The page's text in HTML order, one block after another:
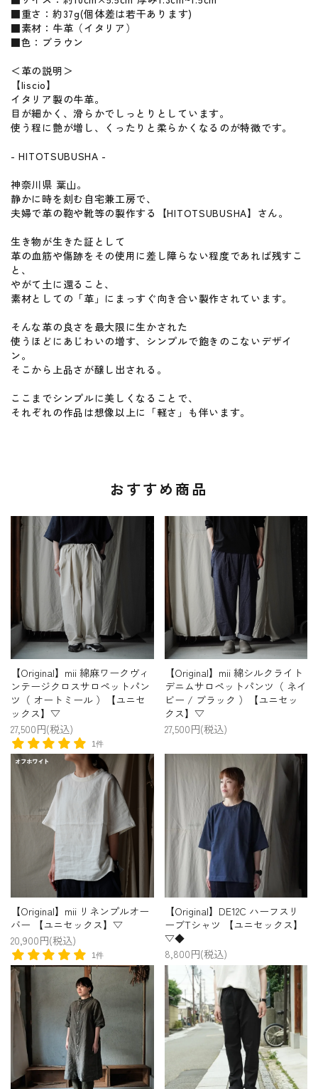
■重さ：約37g(個体差は若干あります)
■素材：牛革（イタリア）
■色：ブラウン
＜革の説明＞
【liscio】
イタリア製の牛革。
目が細かく、滑らかでしっとりとしています。
使う程に艶が増し、くったりと柔らかくなるのが特徴です。
- HITOTSUBUSHA -
神奈川県 葉山。
静かに時を刻む自宅兼工房で、
夫婦で革の鞄や靴等の製作する【HITOTSUBUSHA】さん。
生き物が生きた証として
革の血筋や傷跡をその使用に差し障らない程度であれば残すこ
と、
やがて土に還ること、
素材としての「革」にまっすぐ向き合い製作されています。
そんな革の良さを最大限に生かされた
使うほどにあじわいの増す、シンプルで飽きのこないデザイ
ン。
そこから上品さが醸し出される。
ここまでシンプルに美しくなることで、
それぞれの作品は想像以上に「軽さ」も伴います。
おすすめ商品
【Original】mii 綿麻ワークヴィ
ンテージクロスサロペットパン
ツ（ オートミール ）【ユニセ
ックス】▽
27,500円(税込)
1件
【Original】mii 綿シルクライト
デニムサロペットパンツ（ ネイ
ビー / ブラック ）【ユニセッ
クス】▽
27,500円(税込)
【Original】mii リネンプルオー
バー 【ユニセックス】▽
20,900円(税込)
1件
【Original】DE12C ハーフスリ
ーブTシャツ 【ユニセックス】
▽◆
8,800円(税込)